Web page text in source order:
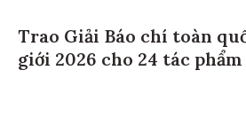
Trao Giải Báo chí toàn
giới 2026 cho 24 tác